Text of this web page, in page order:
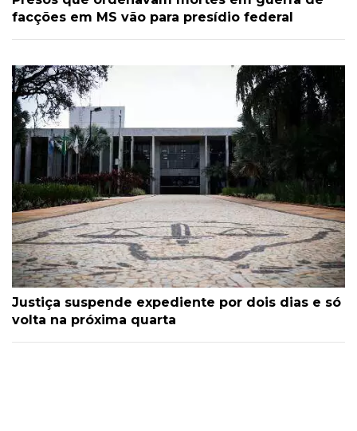
facções em MS vão para presídio federal
Justiça suspende expediente por dois dias e só
volta na próxima quarta